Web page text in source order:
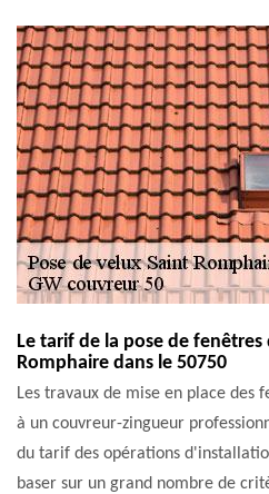
Le tarif de la pose de
Romphaire dans le 50750
Les travaux de mise en place des
à un couvreur-zingueur
du tarif des opérations
baser sur un grand nombre de